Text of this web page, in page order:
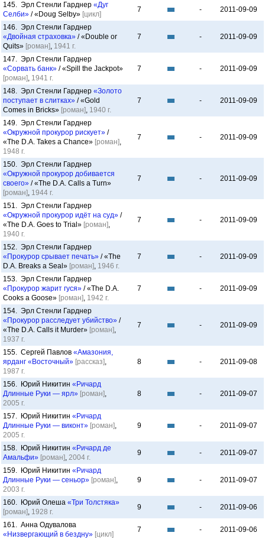
145. Эрл Стенли Гарднер «Дуг
Селби» / «Doug Selby» [цикл]
7 - 2011-09-09
146. Эрл Стенли Гарднер
«Двойная страховка» / «Double or
Quits» [роман], 1941 г.
7 - 2011-09-09
147. Эрл Стенли Гарднер
«Сорвать банк» / «Spill the Jackpot»
[роман], 1941 г.
7 - 2011-09-09
148. Эрл Стенли Гарднер «Золото
поступает в слитках» / «Gold
Comes in Bricks» [роман], 1940 г.
7 - 2011-09-09
149. Эрл Стенли Гарднер
«Окружной прокурор рискует» /
«The D.A. Takes a Chance» [роман],
1948 г.
7 - 2011-09-09
150. Эрл Стенли Гарднер
«Окружной прокурор добивается
своего» / «The D.A. Calls a Turn»
[роман], 1944 г.
7 - 2011-09-09
151. Эрл Стенли Гарднер
«Окружной прокурор идёт на суд» /
«The D.A. Goes to Trial» [роман],
1940 г.
7 - 2011-09-09
152. Эрл Стенли Гарднер
«Прокурор срывает печать» / «The
D.A. Breaks a Seal» [роман], 1946 г.
7 - 2011-09-09
153. Эрл Стенли Гарднер
«Прокурор жарит гуся» / «The D.A.
Cooks a Goose» [роман], 1942 г.
7 - 2011-09-09
154. Эрл Стенли Гарднер
«Прокурор расследует убийство» /
«The D.A. Calls it Murder» [роман],
1937 г.
7 - 2011-09-09
155. Сергей Павлов «Амазония,
ярданг «Восточный» [рассказ],
1987 г.
8 - 2011-09-08
156. Юрий Никитин «Ричард
Длинные Руки — ярл» [роман],
2005 г.
8 - 2011-09-07
157. Юрий Никитин «Ричард
Длинные Руки — виконт» [роман],
2005 г.
9 - 2011-09-07
158. Юрий Никитин «Ричард де
Амальфи» [роман], 2004 г.
9 - 2011-09-07
159. Юрий Никитин «Ричард
Длинные Руки — сеньор» [роман],
2003 г.
9 - 2011-09-07
160. Юрий Олеша «Три Толстяка»
[роман], 1928 г.
9 - 2011-09-06
161. Анна Одувалова
«Низвергающий в бездну» [цикл]
7 - 2011-09-06